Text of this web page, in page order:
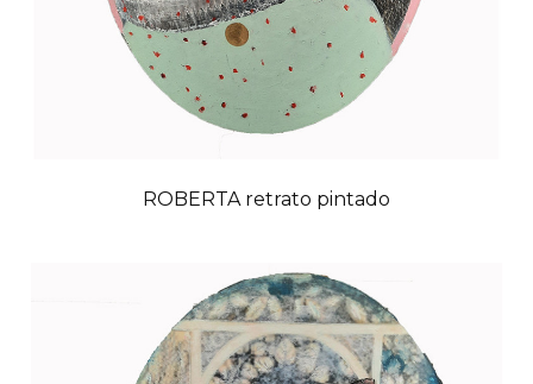
ROBERTA retrato pintado